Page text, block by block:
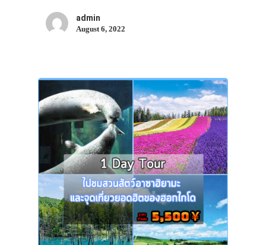
admin
August 6, 2022
ประเทศญี่ปุ่น
เที่ยวญี่ปุ่นด้ว
เอง
รถบัส
เดินทาง
ทัวร์